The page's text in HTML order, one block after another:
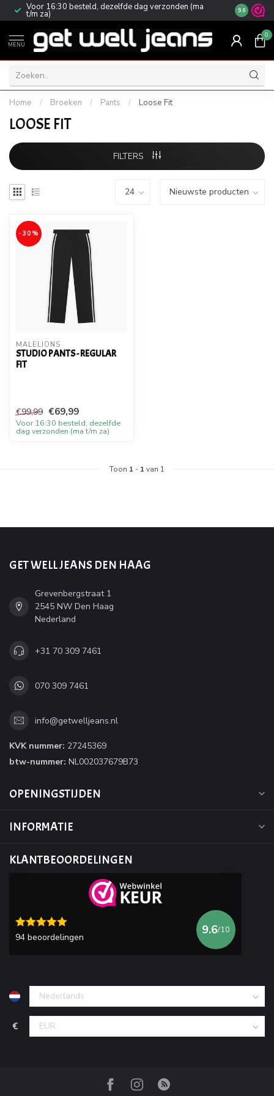
Voor 16:30 besteld, dezelfde dag verzonden (ma
t/m za) Gratis
9.6
MENU
0
Home / Broeken / Pants / Loose Fit
LOOSE FIT
FILTERS
-30%
MALELIONS
STUDIO PANTS - REGULAR
FIT
€99,99 €69,99
Voor 16:30 besteld, dezelfde
dag verzonden (ma t/m za)
Toon 1 - 1 van 1
GET WELL JEANS DEN HAAG
Grevenbergstraat 1
2545 NW Den Haag
Nederland
+31 70 309 7461
070 309 7461
info@getwelljeans.nl
KVK nummer: 27245369
btw-nummer: NL002037679B73
OPENINGSTIJDEN
INFORMATIE
KLANTBEOORDELINGEN
94 beoordelingen
9.6/10
€